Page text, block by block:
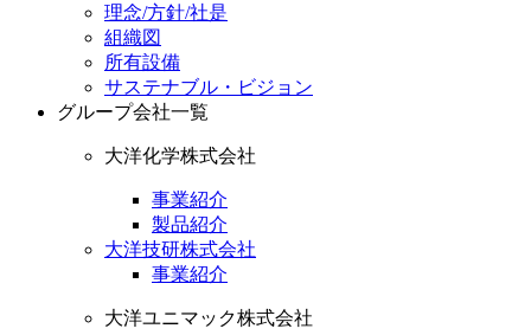
理念/方針/社是
組織図
所有設備
サステナブル・ビジョン
グループ会社一覧
大洋化学株式会社
事業紹介
製品紹介
大洋技研株式会社
事業紹介
大洋ユニマック株式会社